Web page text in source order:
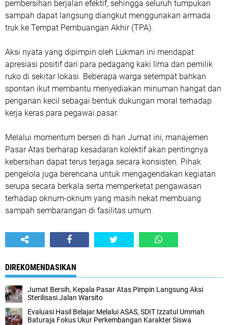
pembersihan berjalan efektif, sehingga seluruh tumpukan
sampah dapat langsung diangkut menggunakan armada
truk ke Tempat Pembuangan Akhir (TPA).
Aksi nyata yang dipimpin oleh Lukman ini mendapat
apresiasi positif dari para pedagang kaki lima dan pemilik
ruko di sekitar lokasi. Beberapa warga setempat bahkan
spontan ikut membantu menyediakan minuman hangat dan
penganan kecil sebagai bentuk dukungan moral terhadap
kerja keras para pegawai pasar.
Melalui momentum berseri di hari Jumat ini, manajemen
Pasar Atas berharap kesadaran kolektif akan pentingnya
kebersihan dapat terus terjaga secara konsisten. Pihak
pengelola juga berencana untuk mengagendakan kegiatan
serupa secara berkala serta memperketat pengawasan
terhadap oknum-oknum yang masih nekat membuang
sampah sembarangan di fasilitas umum.
DIREKOMENDASIKAN
Jumat Bersih, Kepala Pasar Atas Pimpin Langsung Aksi
Sterilisasi Jalan Warsito
Evaluasi Hasil Belajar Melalui ASAS, SDIT Izzatul Ummah
Baturaja Fokus Ukur Perkembangan Karakter Siswa